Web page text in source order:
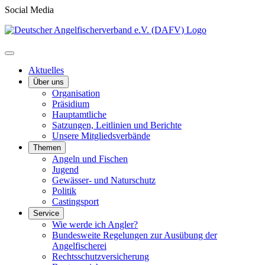
Social Media
Aktuelles
Über uns
Organisation
Präsidium
Hauptamtliche
Satzungen, Leitlinien und Berichte
Unsere Mitgliedsverbände
Themen
Angeln und Fischen
Jugend
Gewässer- und Naturschutz
Politik
Castingsport
Service
Wie werde ich Angler?
Bundesweite Regelungen zur Ausübung der
Angelfischerei
Rechtsschutzversicherung